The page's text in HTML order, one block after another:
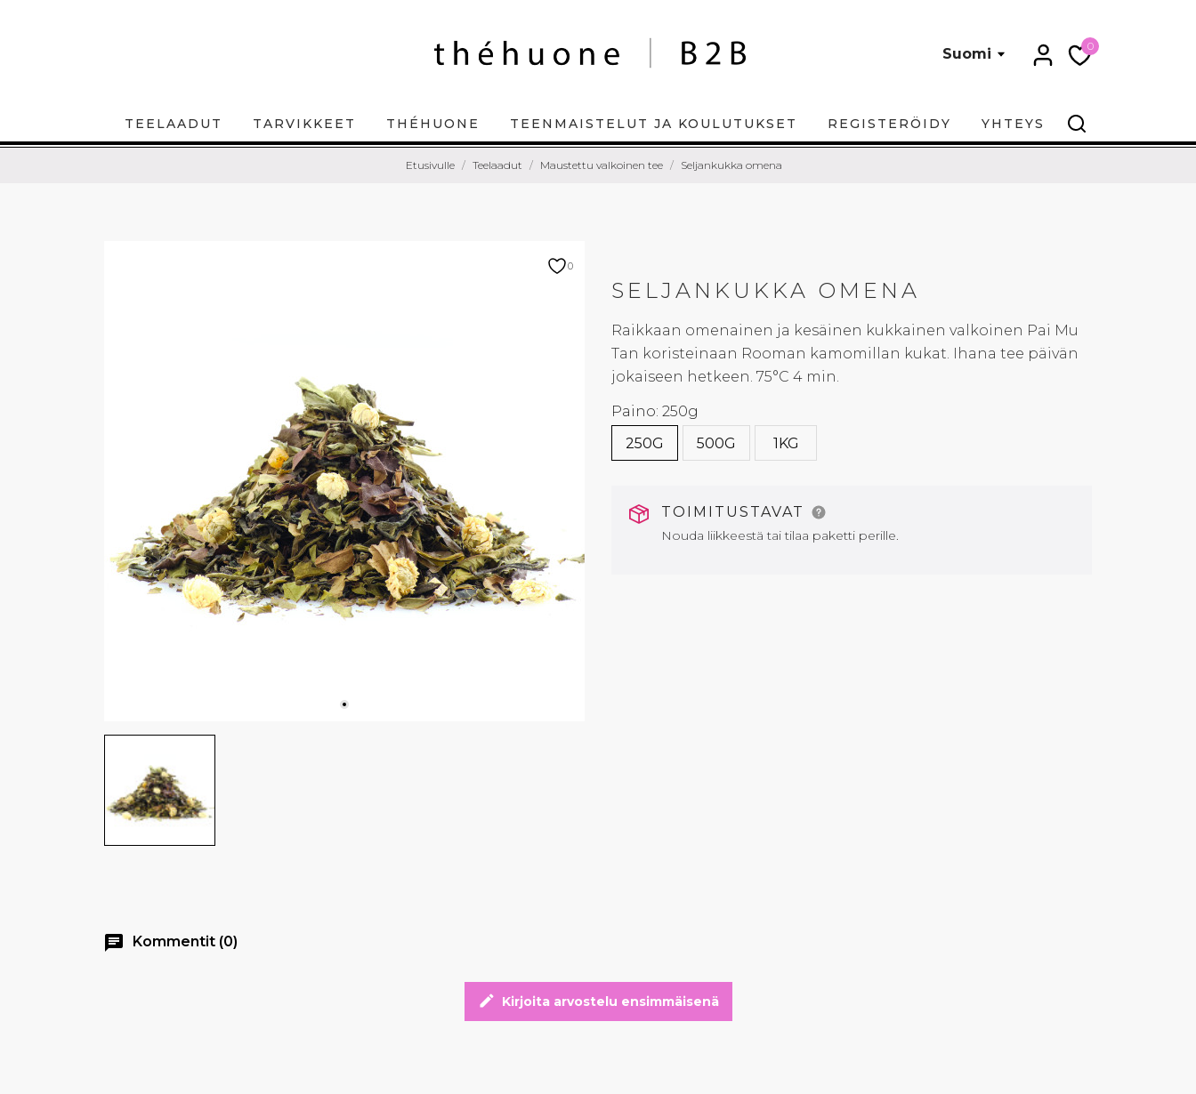
Suomi 0
TEELAADUT TARVIKKEET THÉHUONE TEENMAISTELUT JA KOULUTUKSET REGISTERÖIDY YHTEYS
Etusivulle Teelaadut Maustettu valkoinen tee Seljankukka omena
0
SELJANKUKKA OMENA
Raikkaan omenainen ja kesäinen kukkainen valkoinen Pai Mu
Tan koristeinaan Rooman kamomillan kukat. Ihana tee päivän
jokaiseen hetkeen. 75°C 4 min.
Paino: 250g
250G
500G 1KG
TOIMITUSTAVAT
Nouda liikkeestä tai tilaa paketti perille.
chat Kommentit (0)
edit Kirjoita arvostelu ensimmäisenä